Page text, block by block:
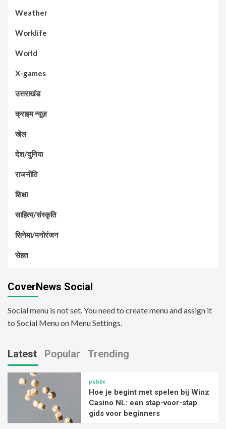
Weather
Worklife
World
X-games
उत्तराखंड
क्राइम न्यूज़
खेल
देश/दुनिया
राजनीति
शिक्षा
साहित्य/संस्कृति
सिनेमा/मनोरंजन
सेहत
CoverNews Social
Social menu is not set. You need to create menu and assign it
to Social Menu on Menu Settings.
Latest Popular Trending
public
Hoe je begint met spelen bij Winz
Casino NL: een stap-voor-stap
gids voor beginners